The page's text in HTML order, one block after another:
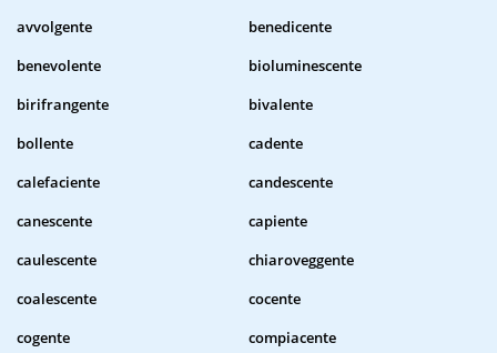
avvolgente
benedicente
benevolente
bioluminescente
birifrangente
bivalente
bollente
cadente
calefaciente
candescente
canescente
capiente
caulescente
chiaroveggente
coalescente
cocente
cogente
compiacente